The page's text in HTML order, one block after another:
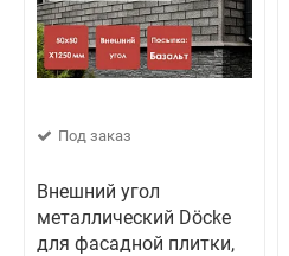
Под заказ
Внешний угол
металлический Döcke
для фасадной плитки,